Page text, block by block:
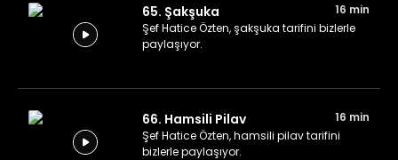
65. Şakşuka
16 min
Şef Hatice Özten, şakşuka tarifini bizlerle
paylaşıyor.
66. Hamsili Pilav
16 min
Şef Hatice Özten, hamsili pilav tarifini
bizlerle paylaşıyor.